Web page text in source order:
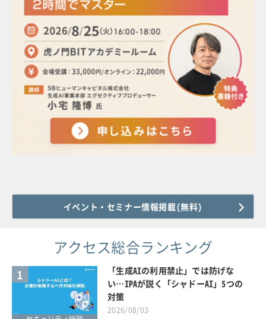
イベント・セミナー情報掲載(無料)
アクセス総合ランキング
1
「生成AIの利用禁止」では防げな
い…IPAが説く「シャドーAI」5つの
対策
2026/08/03